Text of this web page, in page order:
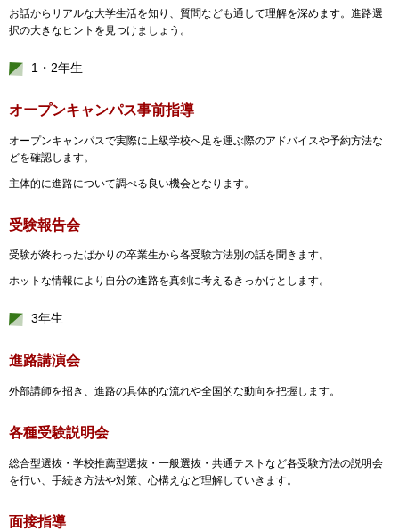
お話からリアルな大学生活を知り、質問なども通して理解を深めます。進路選
択の大きなヒントを見つけましょう。
1・2年生
オープンキャンパス事前指導
オープンキャンパスで実際に上級学校へ足を運ぶ際のアドバイスや予約方法な
どを確認します。
主体的に進路について調べる良い機会となります。
受験報告会
受験が終わったばかりの卒業生から各受験方法別の話を聞きます。
ホットな情報により自分の進路を真剣に考えるきっかけとします。
3年生
進路講演会
外部講師を招き、進路の具体的な流れや全国的な動向を把握します。
各種受験説明会
総合型選抜・学校推薦型選抜・一般選抜・共通テストなど各受験方法の説明会
を行い、手続き方法や対策、心構えなど理解していきます。
面接指導